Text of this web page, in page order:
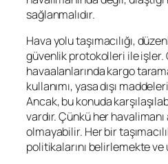
sağlanmalıdır.
Hava yolu taşımacılığı,
güvenlik protokolleri ile işler.
havaalanlarında kargo
kullanımı, yasa dışı
Ancak, bu konuda
vardır. Çünkü her
olmayabilir. Her bir
politikalarını belirlemekte ve